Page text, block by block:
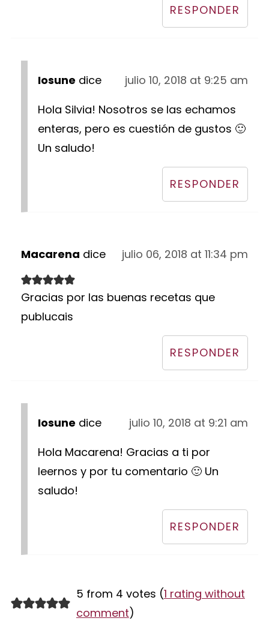
RESPONDER
Iosune dice
julio 10, 2018 at 9:25 am
Hola Silvia! Nosotros se las echamos
enteras, pero es cuestión de gustos 🙂
Un saludo!
RESPONDER
Macarena dice julio 06, 2018 at 11:34 pm
Gracias por las buenas recetas que
publucais
RESPONDER
Iosune dice
julio 10, 2018 at 9:21 am
Hola Macarena! Gracias a ti por
leernos y por tu comentario 🙂 Un
saludo!
RESPONDER
5 from 4 votes (1 rating without
comment)